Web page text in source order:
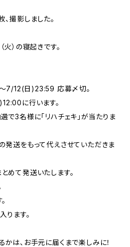
撮影しました。
火）の寝起きです。
12(日)23:59 応募〆切。
に行います。
で3名様に「リハチェキ」が当たりま
発送をもって代えさせていただきま
めて発送いたします。
ります。
は、お手元に届くまで楽しみに！